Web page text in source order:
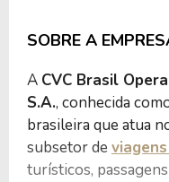
SOBRE A
A CVC Brasil
S.A., conhecida
brasileira que atua
subsetor de
turísticos,